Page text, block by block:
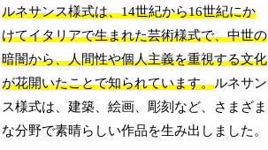
ルネサンス様式は、14世紀から16世紀にか
けてイタリアで生まれた芸術様式で、中世の
暗闇から、人間性や個人主義を重視する文化
が花開いたことで知られています。ルネサン
ス様式は、建築、絵画、彫刻など、さまざま
な分野で素晴らしい作品を生み出しました。